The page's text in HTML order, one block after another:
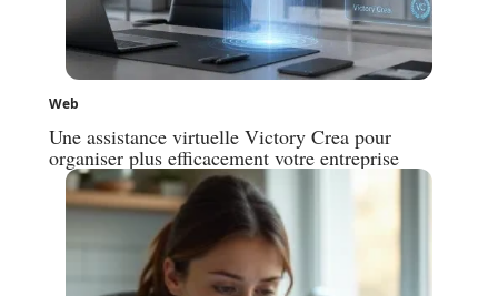
Web
Une assistance virtuelle Victory Crea pour
organiser plus efficacement votre entreprise